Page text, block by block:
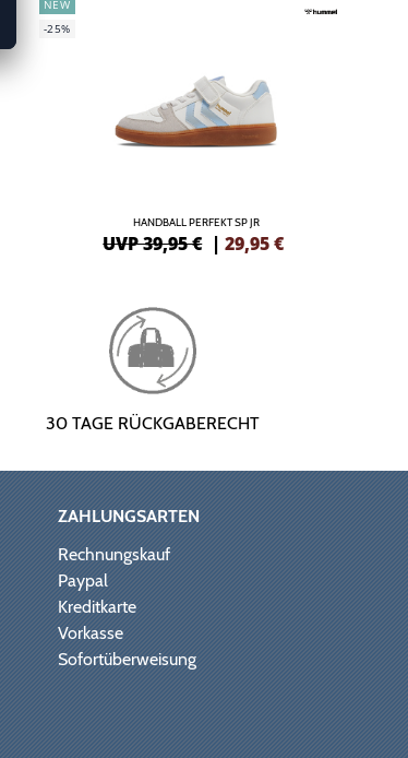
NEW
-25%
HANDBALL PERFEKT SP JR
UVP 39,95 € |29,95€
30 TAGE RÜCKGABERECHT
ZAHLUNGSARTEN
Rechnungskauf
Paypal
Kreditkarte
Vorkasse
Sofortüberweisung